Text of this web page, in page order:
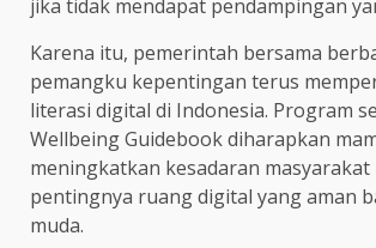
jika tidak mendapat pendampingan
Karena itu, pemerintah bersama
pemangku kepentingan terus
literasi digital di Indonesia. Program
Wellbeing Guidebook diharapkan
meningkatkan kesadaran masyarakat
pentingnya ruang digital yang aman
muda.